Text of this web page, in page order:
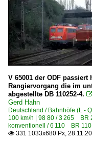
V 65001 der ODF passiert
Rangiervorgang die im
abgestellte DB 110252-4.
Gerd Hahn
Deutschland / Bahnhöfe (L -
100 km/h | 98 80 / 3 265 BR
konventionell / 6 110 BR
 331 1033x680 Px,